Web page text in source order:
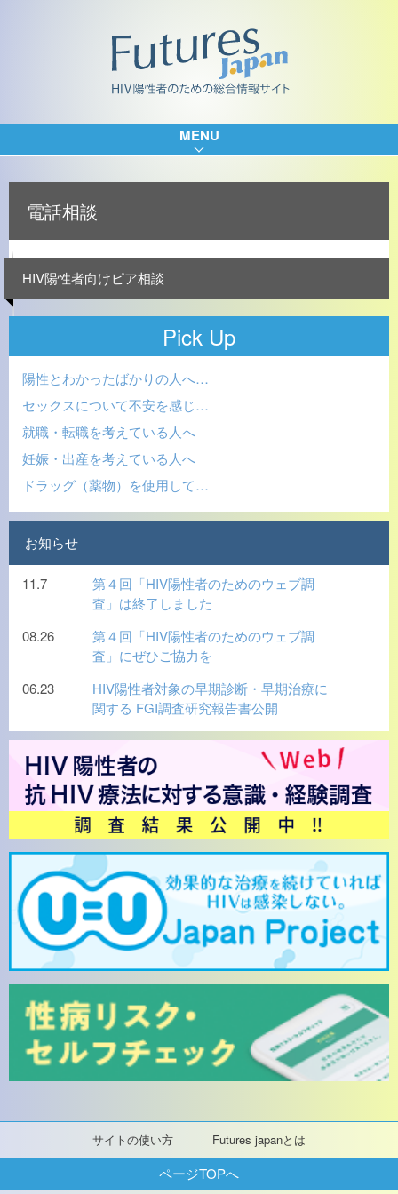
サイトの使い方 Futures japanとは
MENU
電話相談
HIV陽性者向けピア相談
Pick Up
陽性とわかったばかりの人へ…
セックスについて不安を感じ…
就職・転職を考えている人へ
妊娠・出産を考えている人へ
ドラッグ（薬物）を使用して…
お知らせ
11.7
第４回「HIV陽性者のためのウェブ調
査」は終了しました
08.26
第４回「HIV陽性者のためのウェブ調
査」にぜひご協力を
06.23
HIV陽性者対象の早期診断・早期治療に
関する FGI調査研究報告書公開
ページTOPへ